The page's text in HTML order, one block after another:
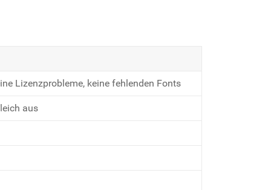
Lizenzprobleme, keine fehlenden Fonts
aus